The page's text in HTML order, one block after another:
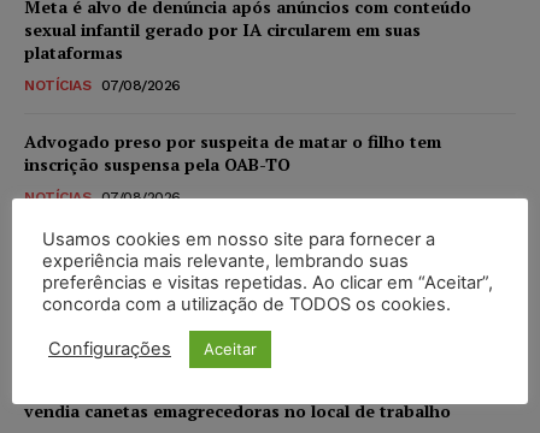
Meta é alvo de denúncia após anúncios com conteúdo
sexual infantil gerado por IA circularem em suas
plataformas
NOTÍCIAS 07/08/2026
Advogado preso por suspeita de matar o filho tem
inscrição suspensa pela OAB-TO
NOTÍCIAS 07/08/2026
STF amplia isenção de IBS e CBS na compra de veículos
novos para pessoas com deficiência e autistas de todos os
níveis
07/08/2026
vendia canetas emagrecedoras no local de trabalho
Usamos cookies em nosso site para fornecer a
experiência mais relevante, lembrando suas
preferências e visitas repetidas. Ao clicar em “Aceitar”,
concorda com a utilização de TODOS os cookies.
Configurações Aceitar